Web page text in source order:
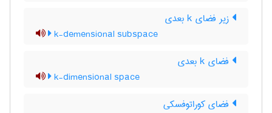
زیر فضای k بعدی
k-demensional subspace
فضای k بعدی
k-dimensional space
فضای کوراتوفسکی